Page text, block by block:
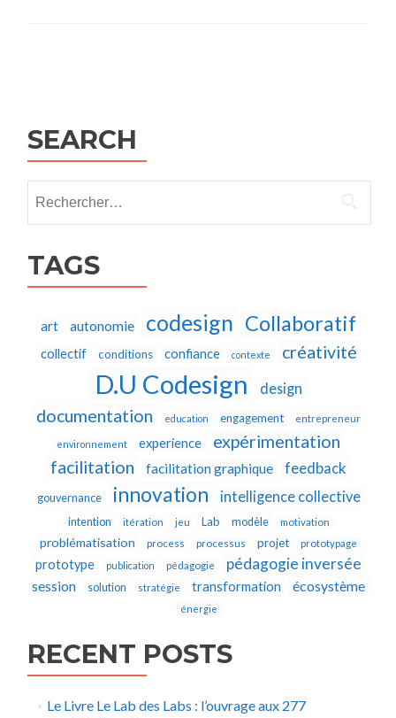
SEARCH
TAGS
art autonomie codesign Collaboratif
collectif conditions confiance contexte créativité
D.U Codesign design
documentation education engagement entrepreneur
environnement experience
expérimentation
facilitation
facilitation graphique feedback
gouvernance innovation intelligence collective
intention itération jeu Lab modèle motivation
problématisation process processus projet prototypage
prototype publication pédagogie pédagogie inversée
session solution stratégie transformation écosystème
énergie
RECENT POSTS
Le Livre Le Lab des Labs : l’ouvrage aux 277